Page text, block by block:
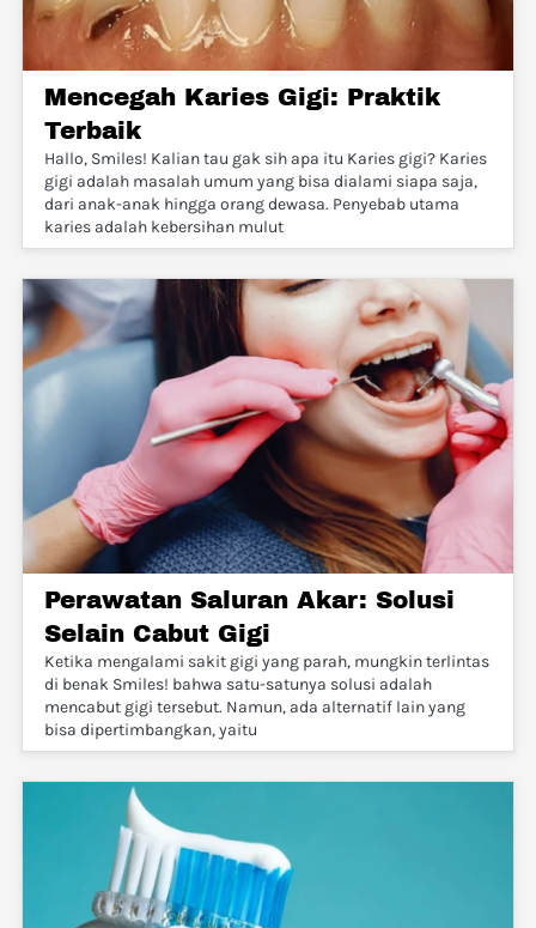
Mencegah Karies Gigi: Praktik
Terbaik
Hallo, Smiles! Kalian tau gak sih apa itu Karies gigi? Karies
gigi adalah masalah umum yang bisa dialami siapa saja,
dari anak-anak hingga orang dewasa. Penyebab utama
karies adalah kebersihan mulut
Perawatan Saluran Akar: Solusi
Selain Cabut Gigi
Ketika mengalami sakit gigi yang parah, mungkin terlintas
di benak Smiles! bahwa satu-satunya solusi adalah
mencabut gigi tersebut. Namun, ada alternatif lain yang
bisa dipertimbangkan, yaitu